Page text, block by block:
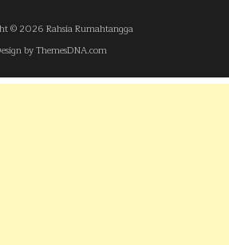
© 2026 Rahsia Rumahtangga
by ThemesDNA.com